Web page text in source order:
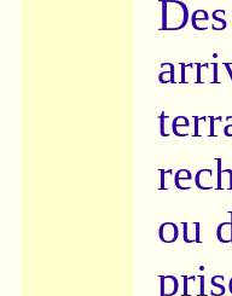
ou